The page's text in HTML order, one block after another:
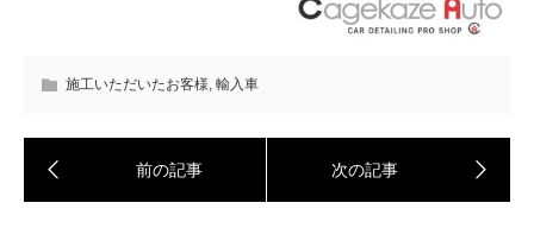
施工いただいたお客様, 輸入車